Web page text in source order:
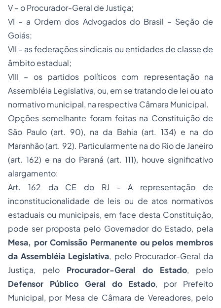
V – o Procurador-Geral de Justiça;
VI – a Ordem dos Advogados do Brasil – Seção de
Goiás;
VII – as federações sindicais ou entidades de classe de
âmbito estadual;
VIII – os partidos políticos com representação na
Assembléia Legislativa, ou, em se tratando de lei ou ato
normativo municipal, na respectiva Câmara Municipal.
Opções semelhante foram feitas na Constituição de
São Paulo (art. 90), na da Bahia (art. 134) e na do
Maranhão (art. 92). Particularmente na do Rio de Janeiro
(art. 162) e na do Paraná (art. 111), houve significativo
alargamento:
Art. 162 da CE do RJ - A representação de
inconstitucionalidade de leis ou de atos normativos
estaduais ou municipais, em face desta Constituição,
pode ser proposta pelo Governador do Estado, pela
Mesa, por Comissão Permanente ou pelos membros
da Assembléia Legislativa, pelo Procurador-Geral da
Justiça, pelo Procurador-Geral do Estado, pelo
Defensor Público Geral do Estado, por Prefeito
Municipal, por Mesa de Câmara de Vereadores, pelo